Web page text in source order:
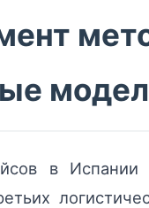
в Испании